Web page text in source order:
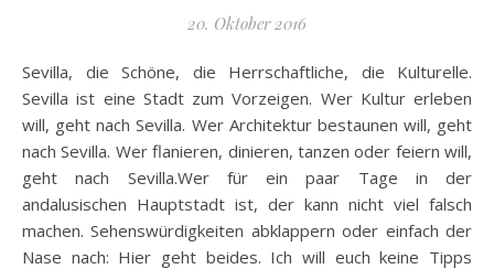
20. Oktober 2016
Sevilla, die Schöne, die Herrschaftliche, die Kulturelle.
Sevilla ist eine Stadt zum Vorzeigen. Wer Kultur erleben
will, geht nach Sevilla. Wer Architektur bestaunen will, geht
nach Sevilla. Wer flanieren, dinieren, tanzen oder feiern will,
geht nach Sevilla.Wer für ein paar Tage in der
andalusischen Hauptstadt ist, der kann nicht viel falsch
machen. Sehenswürdigkeiten abklappern oder einfach der
Nase nach: Hier geht beides. Ich will euch keine Tipps